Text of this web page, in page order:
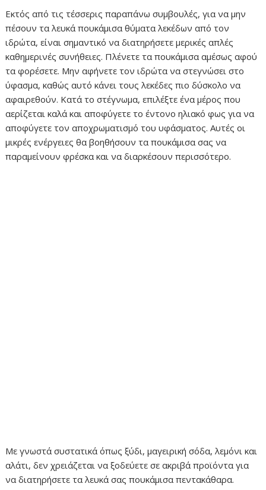
Εκτός από τις τέσσερις παραπάνω συμβουλές, για να μην
πέσουν τα λευκά πουκάμισα θύματα λεκέδων από τον
ιδρώτα, είναι σημαντικό να διατηρήσετε μερικές απλές
καθημερινές συνήθειες. Πλένετε τα πουκάμισα αμέσως αφού
τα φορέσετε. Μην αφήνετε τον ιδρώτα να στεγνώσει στο
ύφασμα, καθώς αυτό κάνει τους λεκέδες πιο δύσκολο να
αφαιρεθούν. Κατά το στέγνωμα, επιλέξτε ένα μέρος που
αερίζεται καλά και αποφύγετε το έντονο ηλιακό φως για να
αποφύγετε τον αποχρωματισμό του υφάσματος. Αυτές οι
μικρές ενέργειες θα βοηθήσουν τα πουκάμισα σας να
παραμείνουν φρέσκα και να διαρκέσουν περισσότερο.
Με γνωστά συστατικά όπως ξύδι, μαγειρική σόδα, λεμόνι και
αλάτι, δεν χρειάζεται να ξοδεύετε σε ακριβά προϊόντα για
να διατηρήσετε τα λευκά σας πουκάμισα πεντακάθαρα.